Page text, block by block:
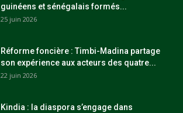
guinéens et sénégalais formés...
25 juin 2026
Réforme foncière : Timbi-Madina partage
son expérience aux acteurs des quatre...
22 juin 2026
Kindia : la diaspora s’engage dans